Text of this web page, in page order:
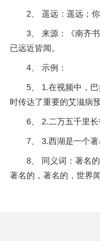
2、 遥远：遥远；你
3、 来源：《南齐
已远近皆闻。
4、 示例：
5、 1.在视频中，
时传达了重要的艾滋病
6、 2.二万五千里长
7、 3.西湖是一个著
8、 同义词：著名
著名的，著名的，世界闻